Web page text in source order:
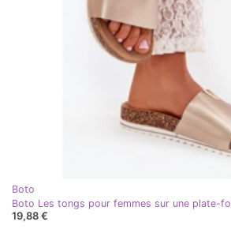
Boto
19,88 €